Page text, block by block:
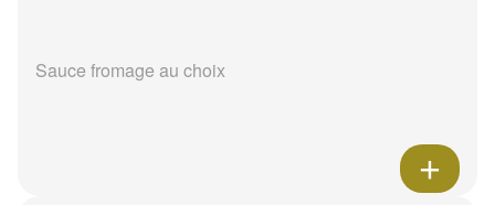
Sauce fromage au choix